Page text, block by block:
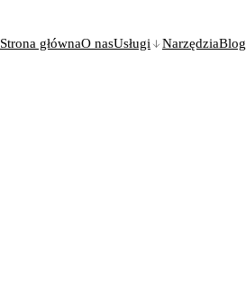
Strona głównaO nasUsługi NarzędziaBlog